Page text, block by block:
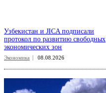
Узбекистан и JICA подписали
протокол по развитию свободных
экономических зон
Экономика 08.08.2026